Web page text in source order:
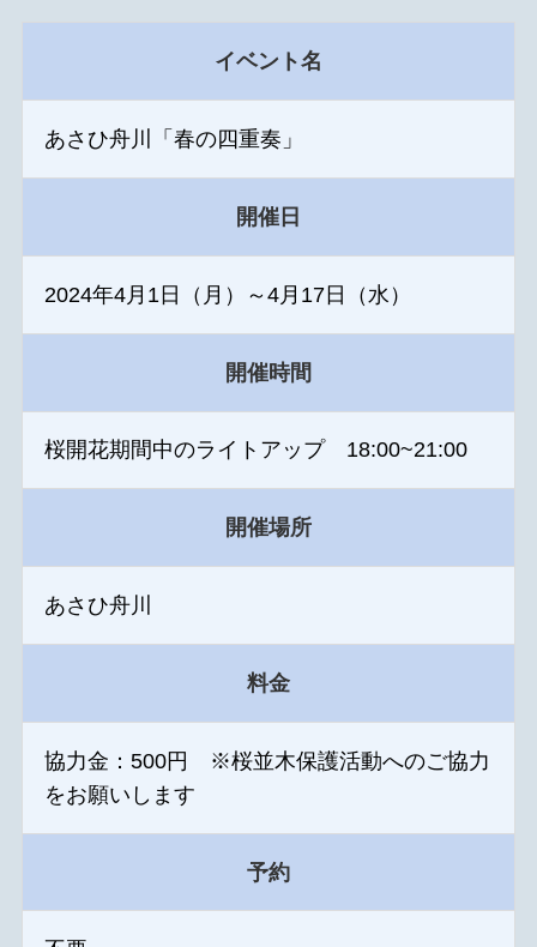
イベント名
あさひ舟川「春の四重奏」
開催日
2024年4月1日（月）～4月17日（水）
開催時間
桜開花期間中のライトアップ 18:00~21:00
開催場所
あさひ舟川
料金
協力金：500円 ※桜並木保護活動へのご協力
をお願いします
予約